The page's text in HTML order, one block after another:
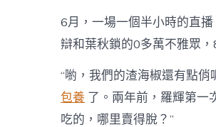
6月，一場一個半小時的直
辯和葉秋鎖的0多萬不雅眾
“喲，我們的渣海椒還有點
包養 了。兩年前，羅輝第一
吃的，哪里賣得脫？”